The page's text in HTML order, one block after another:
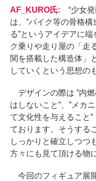
AF_KURO氏: “少女発
は、”バイク等の骨格
る”というアイデアに
ク乗りや走り屋の「走
関を搭載した構造体」
していくという思想の
デザインの際は ”内燃
はしないこと”、”メカ
て文化性を与えること
ております。そうする
しっかりと確立しつつ
方々にも見て頂ける物
今回のフィギュア展